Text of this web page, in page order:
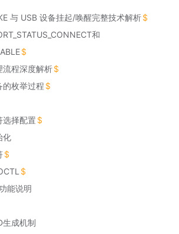
与 USB 设备挂起/唤醒完整技术解析
和
流程深度解析
的枚举过程
选择配置
化
能说明
生成机制